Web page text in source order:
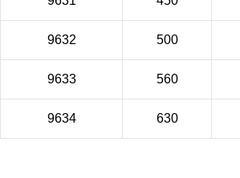
9632 500
9633 560
9634 630